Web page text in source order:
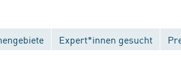
Expert*innen gesucht